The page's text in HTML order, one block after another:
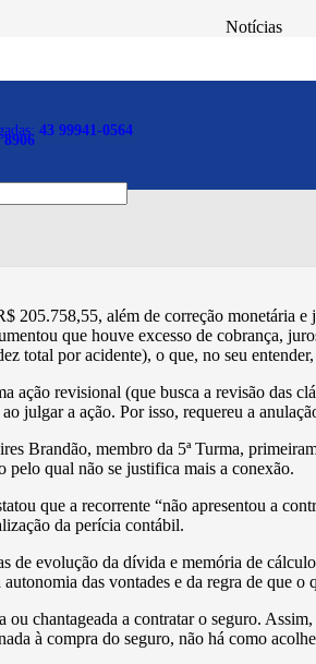
43 99941-0564
8906
Notícias
erros de
de crédito
205.758,55, além de correção
que houve excesso de cobrança,
total por acidente), o que, no seu
ação revisional (que busca a revisão das
julgar a ação. Por isso, requereu a
Brandão, membro da 5ª Turma,
qual não se justifica mais a conexão.
que a recorrente “não apresentou a
da perícia contábil.
de evolução da dívida e memória de
das vontades e da regra de que
chantageada a contratar o seguro.
à compra do seguro, não há como